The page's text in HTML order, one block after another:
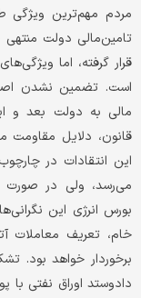
مردم مهم‌ترین
تامین‌مالی دولت منتهی
قرار گرفته، اما
است. تضمین نشدن اصل
مالی به دولت بعد و
قانون، دلایل مقاومت
این انتقادات در
می‌رسد، ولی در صورت
بورس انرژی این
خام، تعریف معاملات
برخوردار خواهد بود.
دادوستد اوراق نفتی با